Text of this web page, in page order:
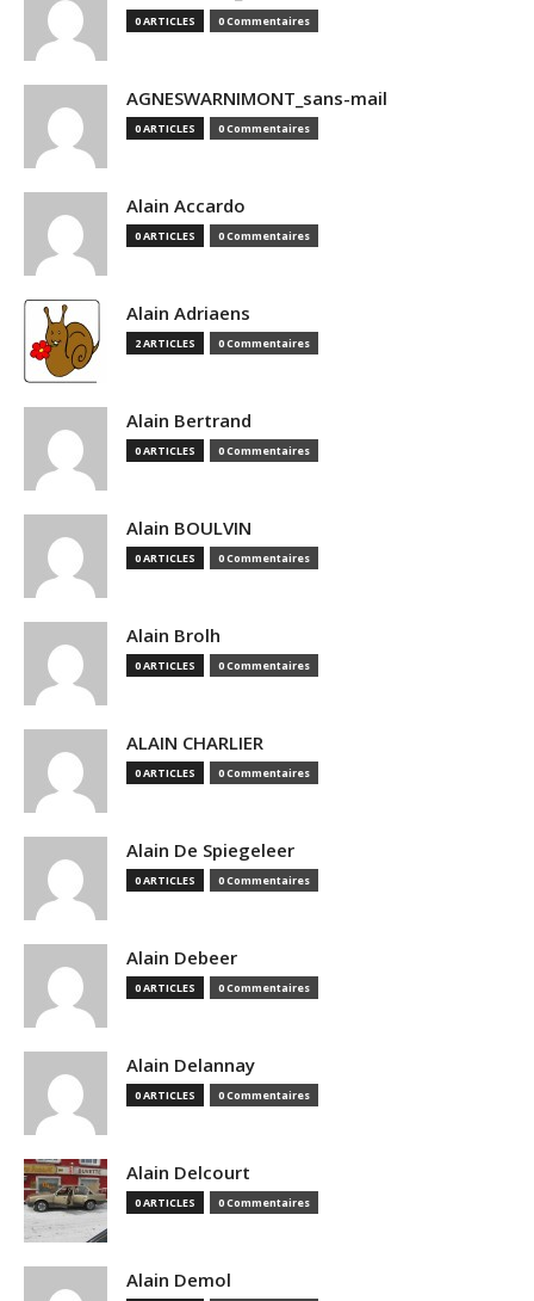
0 ARTICLES 0 Commentaires
AGNESWARNIMONT_sans-mail
0 ARTICLES 0 Commentaires
Alain Accardo
0 ARTICLES 0 Commentaires
Alain Adriaens
2 ARTICLES 0 Commentaires
Alain Bertrand
0 ARTICLES 0 Commentaires
Alain BOULVIN
0 ARTICLES 0 Commentaires
Alain Brolh
0 ARTICLES 0 Commentaires
ALAIN CHARLIER
0 ARTICLES 0 Commentaires
Alain De Spiegeleer
0 ARTICLES 0 Commentaires
Alain Debeer
0 ARTICLES 0 Commentaires
Alain Delannay
0 ARTICLES 0 Commentaires
Alain Delcourt
0 ARTICLES 0 Commentaires
Alain Demol